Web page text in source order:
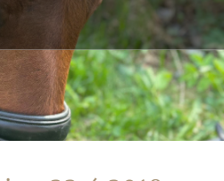
Parkanon Ratsastajat